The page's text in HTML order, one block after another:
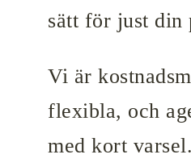
sätt för just din
Vi är
flexibla, och
med kort